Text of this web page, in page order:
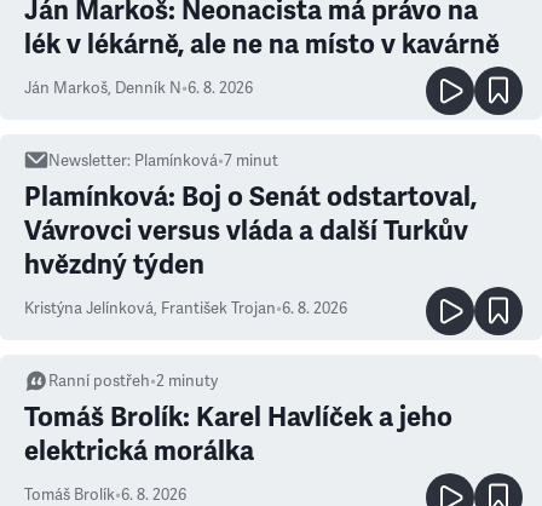
Ján Markoš: Neonacista má právo na
lék v lékárně, ale ne na místo v kavárně
Ján Markoš, Denník N•6. 8. 2026
Newsletter: Plamínková•7 minut
Plamínková: Boj o Senát odstartoval,
Vávrovci versus vláda a další Turkův
hvězdný týden
Kristýna Jelínková, František Trojan•6. 8. 2026
Ranní postřeh•2 minuty
Tomáš Brolík: Karel Havlíček a jeho
elektrická morálka
Tomáš Brolík•6. 8. 2026